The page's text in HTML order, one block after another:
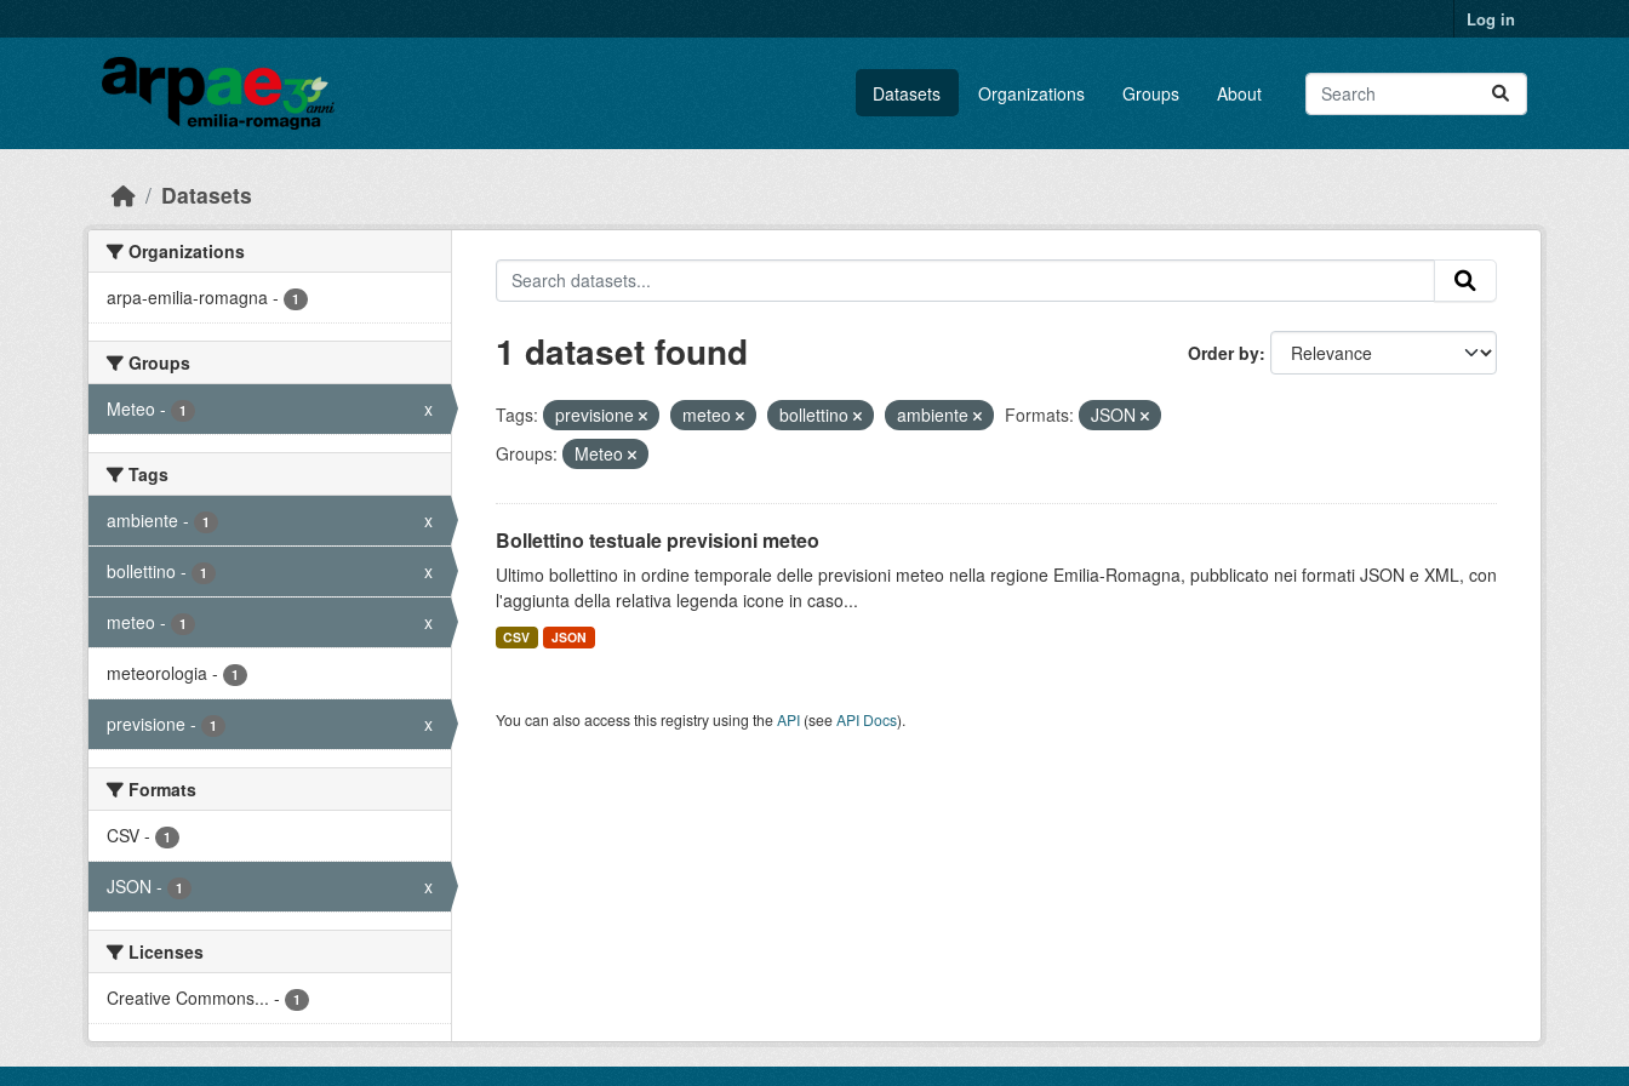
Log in
Datasets Organizations Groups About
Datasets
Organizations
arpa-emilia-romagna - 1
Groups
Meteo - 1 x
Tags
ambiente - 1 x
bollettino - 1 x
meteo - 1 x
meteorologia - 1
previsione - 1 x
Formats
CSV - 1
JSON - 1 x
Licenses
Creative Commons... - 1
Order by
1 dataset found
Tags: previsione meteo bollettino ambiente Formats:
JSON
Groups:
Meteo
Bollettino testuale previsioni meteo
Ultimo bollettino in ordine temporale delle previsioni meteo nella regione Emilia-Romagna, pubblicato nei formati JSON e XML, con
l'aggiunta della relativa legenda icone in caso...
CSV JSON
You can also access this registry using theAPI(seeAPI Docs).